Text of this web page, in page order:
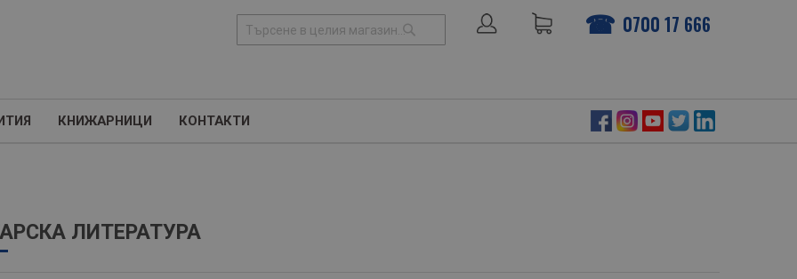
0700 17 666
с
КНИЖАРНИЦИ КОНТАКТИ
ЛИТЕРАТУРА